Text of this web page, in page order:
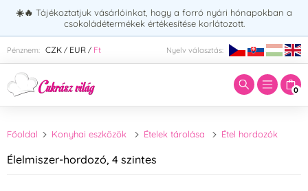
☀️🔥 Tájékoztatjuk vásárlóinkat, hogy a forró nyári hónapokban a
csokoládétermékek értékesítése korlátozott.
Pénznem: CZK / EUR / Ft Nyelv választás:
0
Adja meg a keresett kifejezést:
Főoldal Konyhai eszközök Ételek tárolása Étel hordozók
Élelmiszer-hordozó, 4 szintes